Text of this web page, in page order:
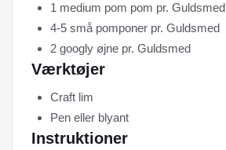
1 medium pom pom pr. Guldsmed
4-5 små pomponer pr. Guldsmed
2 googly øjne pr. Guldsmed
Værktøjer
Craft lim
Pen eller blyant
Instruktioner